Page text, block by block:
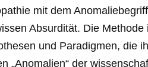
mit dem
Absurdität. Die
und Paradigmen, die
„Anomalien“ der